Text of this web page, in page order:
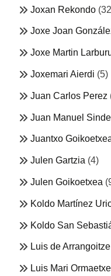
Joxan Rekondo
Joxe Joan
Joxe Martin
Joxemari Aierdi (5)
Juan Carlos Perez
Juan Manuel Sinde
Juantxo
Julen Gartzia (4)
Julen Goikoetxea
Koldo Martínez
Koldo San
Luis de Arrangoitze
Luis Mari